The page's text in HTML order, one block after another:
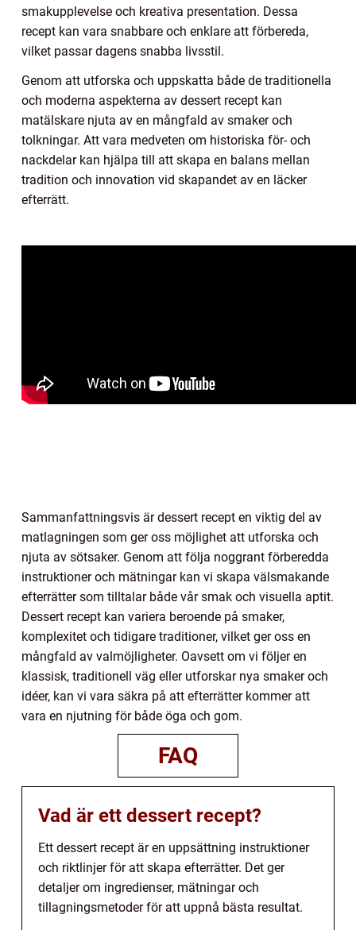
smakupplevelse och kreativa presentation. Dessa
recept kan vara snabbare och enklare att förbereda,
vilket passar dagens snabba livsstil.
Genom att utforska och uppskatta både de traditionella
och moderna aspekterna av dessert recept kan
matälskare njuta av en mångfald av smaker och
tolkningar. Att vara medveten om historiska för- och
nackdelar kan hjälpa till att skapa en balans mellan
tradition och innovation vid skapandet av en läcker
efterrätt.
Sammanfattningsvis är dessert recept en viktig del av
matlagningen som ger oss möjlighet att utforska och
njuta av sötsaker. Genom att följa noggrant förberedda
instruktioner och mätningar kan vi skapa välsmakande
efterrätter som tilltalar både vår smak och visuella aptit.
Dessert recept kan variera beroende på smaker,
komplexitet och tidigare traditioner, vilket ger oss en
mångfald av valmöjligheter. Oavsett om vi följer en
klassisk, traditionell väg eller utforskar nya smaker och
idéer, kan vi vara säkra på att efterrätter kommer att
vara en njutning för både öga och gom.
FAQ
Vad är ett dessert recept?
Ett dessert recept är en uppsättning instruktioner
och riktlinjer för att skapa efterrätter. Det ger
detaljer om ingredienser, mätningar och
tillagningsmetoder för att uppnå bästa resultat.